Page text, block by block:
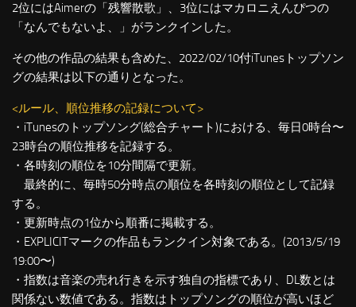
2位にはAimerの「残響散歌」、3位にはマカロニえんぴつの
「なんでもないよ、」がランクインした。
その他の作品の結果も含めた、2022/02/10付iTunesトップソン
グの結果は以下の通りとなった。
<ルール、順位推移の記録について>
・iTunesのトップソング(総合チャート)における、毎日0時台〜
23時台の順位推移を記録する。
・各時刻の順位を10分間隔で更新。
最終的に、毎時50分時点の順位を各時刻の順位として記録
する。
・更新時点の1位から順番に掲載する。
・EXPLICITマークの作品もランクイン対象である。(2013/5/19
19:00〜)
・指数は音楽の売れ行きを示す独自の指標であり、DL数とは
関係ない数値である。指数はトップソングの順位が高いほど